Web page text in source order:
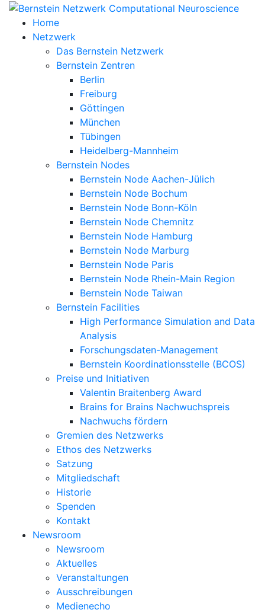
Home
Netzwerk
Das Bernstein Netzwerk
Bernstein Zentren
Berlin
Freiburg
Göttingen
München
Tübingen
Heidelberg-Mannheim
Bernstein Nodes
Bernstein Node Aachen-Jülich
Bernstein Node Bochum
Bernstein Node Bonn-Köln
Bernstein Node Chemnitz
Bernstein Node Hamburg
Bernstein Node Marburg
Bernstein Node Paris
Bernstein Node Rhein-Main Region
Bernstein Node Taiwan
Bernstein Facilities
High Performance Simulation and Data
Analysis
Forschungsdaten-Management
Bernstein Koordinationsstelle (BCOS)
Preise und Initiativen
Valentin Braitenberg Award
Brains for Brains Nachwuchspreis
Nachwuchs fördern
Gremien des Netzwerks
Ethos des Netzwerks
Satzung
Mitgliedschaft
Historie
Spenden
Kontakt
Newsroom
Newsroom
Aktuelles
Veranstaltungen
Ausschreibungen
Medienecho